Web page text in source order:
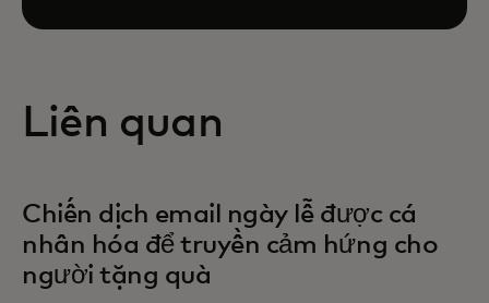
Liên quan
Chiến dịch email ngày lễ được cá
nhân hóa để truyền cảm hứng cho
người tặng quà